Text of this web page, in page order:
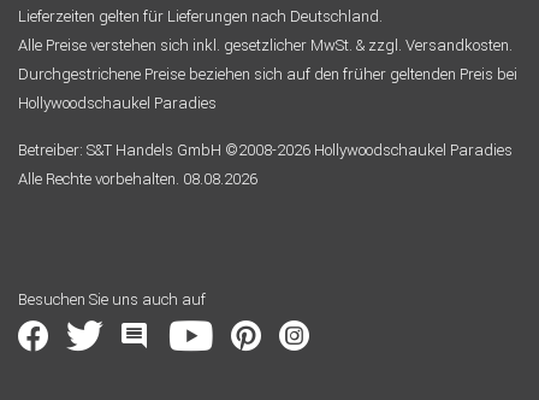
Lieferzeiten gelten für Lieferungen nach Deutschland.
Alle Preise verstehen sich inkl. gesetzlicher MwSt. & zzgl. Versandkosten.
Durchgestrichene Preise beziehen sich auf den früher geltenden Preis bei
Hollywoodschaukel Paradies
Betreiber: S&T Handels GmbH ©2008-2026 Hollywoodschaukel Paradies
Alle Rechte vorbehalten. 08.08.2026
Besuchen Sie uns auch auf